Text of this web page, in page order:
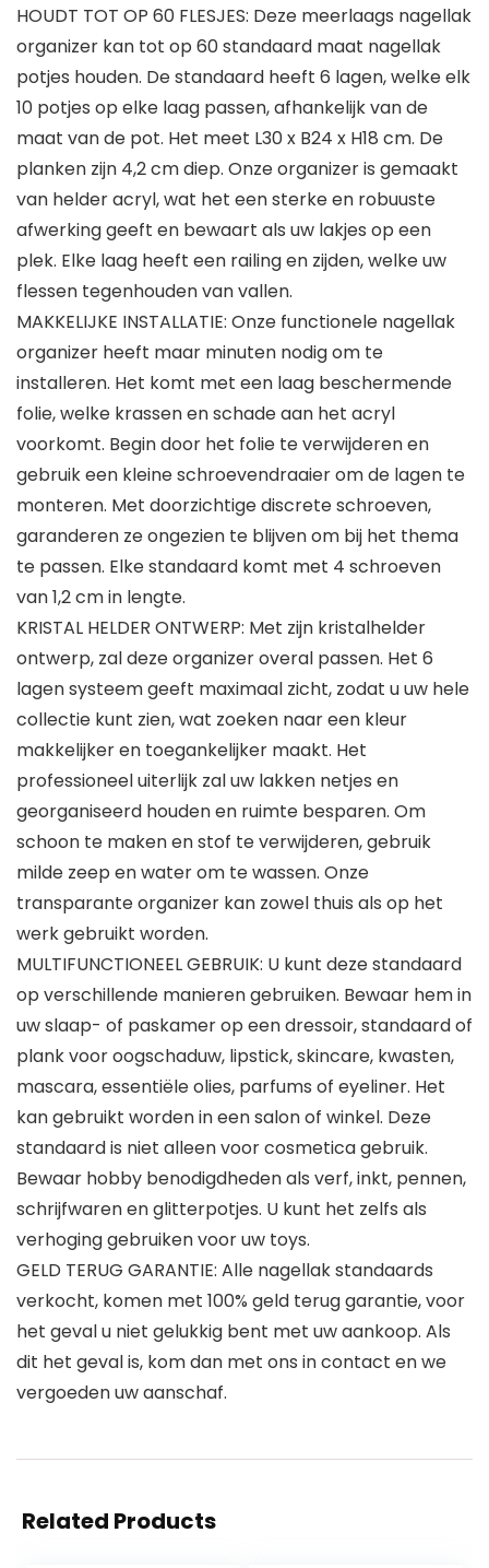
HOUDT TOT OP 60 FLESJES: Deze meerlaags nagellak
organizer kan tot op 60 standaard maat nagellak
potjes houden. De standaard heeft 6 lagen, welke elk
10 potjes op elke laag passen, afhankelijk van de
maat van de pot. Het meet L30 x B24 x H18 cm. De
planken zijn 4,2 cm diep. Onze organizer is gemaakt
van helder acryl, wat het een sterke en robuuste
afwerking geeft en bewaart als uw lakjes op een
plek. Elke laag heeft een railing en zijden, welke uw
flessen tegenhouden van vallen.
MAKKELIJKE INSTALLATIE: Onze functionele nagellak
organizer heeft maar minuten nodig om te
installeren. Het komt met een laag beschermende
folie, welke krassen en schade aan het acryl
voorkomt. Begin door het folie te verwijderen en
gebruik een kleine schroevendraaier om de lagen te
monteren. Met doorzichtige discrete schroeven,
garanderen ze ongezien te blijven om bij het thema
te passen. Elke standaard komt met 4 schroeven
van 1,2 cm in lengte.
KRISTAL HELDER ONTWERP: Met zijn kristalhelder
ontwerp, zal deze organizer overal passen. Het 6
lagen systeem geeft maximaal zicht, zodat u uw hele
collectie kunt zien, wat zoeken naar een kleur
makkelijker en toegankelijker maakt. Het
professioneel uiterlijk zal uw lakken netjes en
georganiseerd houden en ruimte besparen. Om
schoon te maken en stof te verwijderen, gebruik
milde zeep en water om te wassen. Onze
transparante organizer kan zowel thuis als op het
werk gebruikt worden.
MULTIFUNCTIONEEL GEBRUIK: U kunt deze standaard
op verschillende manieren gebruiken. Bewaar hem in
uw slaap- of paskamer op een dressoir, standaard of
plank voor oogschaduw, lipstick, skincare, kwasten,
mascara, essentiële olies, parfums of eyeliner. Het
kan gebruikt worden in een salon of winkel. Deze
standaard is niet alleen voor cosmetica gebruik.
Bewaar hobby benodigdheden als verf, inkt, pennen,
schrijfwaren en glitterpotjes. U kunt het zelfs als
verhoging gebruiken voor uw toys.
GELD TERUG GARANTIE: Alle nagellak standaards
verkocht, komen met 100% geld terug garantie, voor
het geval u niet gelukkig bent met uw aankoop. Als
dit het geval is, kom dan met ons in contact en we
vergoeden uw aanschaf.
Related Products